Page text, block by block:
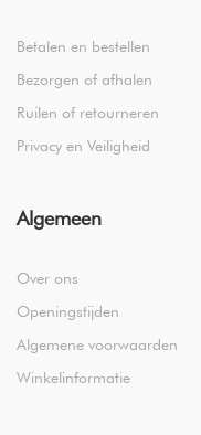
Betalen en bestellen
Bezorgen of afhalen
Ruilen of retourneren
Privacy en Veiligheid
Algemeen
Over ons
Openingstijden
Algemene voorwaarden
Winkelinformatie